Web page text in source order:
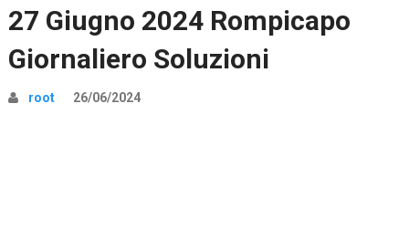
27 Giugno 2024 Rompicapo
Giornaliero Soluzioni
root 26/06/2024